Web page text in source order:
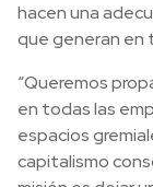
hacen una
que generan en
“Queremos
en todas las
espacios
capitalismo